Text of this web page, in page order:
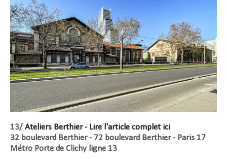
13/ Ateliers Berthier - Lire l'article complet ici
32 boulevard Berthier - 72 boulevard Berthier - Paris 17
Métro Porte de Clichy ligne 13